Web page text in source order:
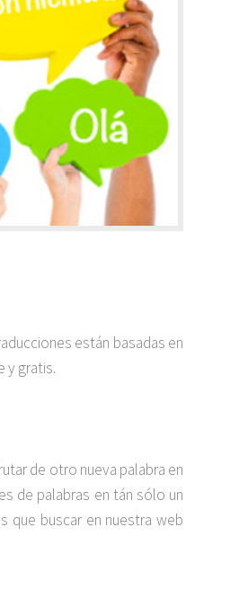
están basadas en
y gratis.
de otro nueva palabra en
de palabras en tán sólo un
que buscar en nuestra web